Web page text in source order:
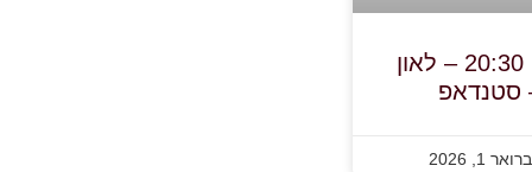
3.2.26, יום ג', בשעה 20:30 – לאון
סטנדאפ
1, 2026